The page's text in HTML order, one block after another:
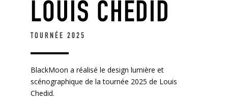
LOUIS CHEDID
TOURNÉE 2025
BlackMoon a réalisé le design lumière et
scénographique de la tournée 2025 de Louis
Chedid.